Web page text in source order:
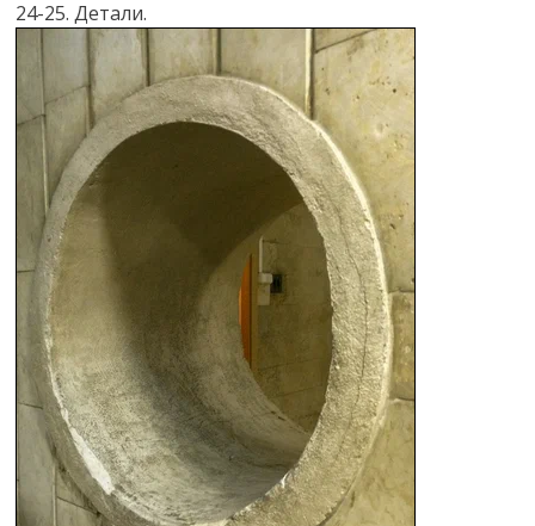
24-25. Детали.